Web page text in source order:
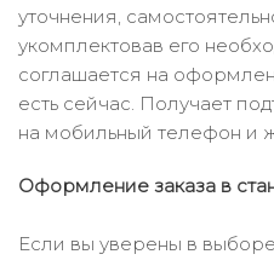
уточнения,
укомплектовав его
соглашается на
есть сейчас. Получает
на мобильный телефон и
Оформление заказа в
Если вы уверены в